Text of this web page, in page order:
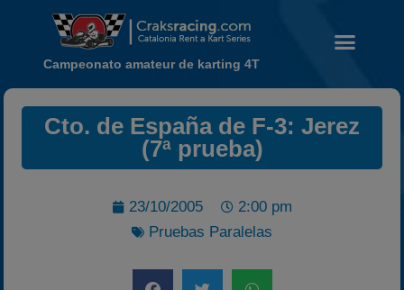
Noticias
Temporada 2026
Campeonato
Campeonato amateur de karting 4T
Cto. de España de F-3: Jerez
(7ª prueba)
23/10/2005
2:00 pm
Pruebas Paralelas